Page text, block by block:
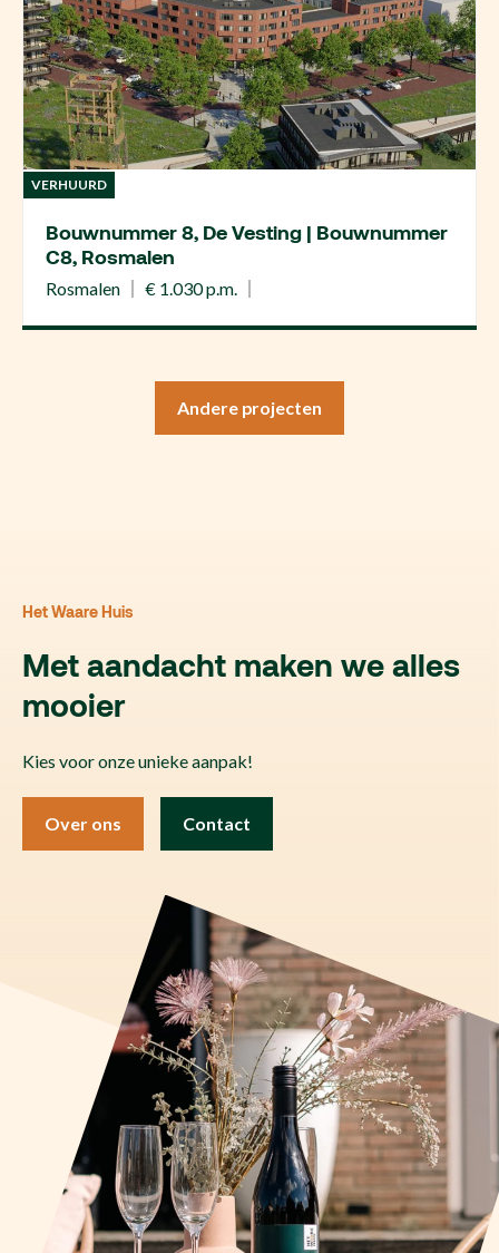
VERHUURD
Bouwnummer 8, De Vesting | Bouwnummer
C8, Rosmalen
Rosmalen € 1.030 p.m.
Andere projecten
Het Waare Huis
Met aandacht maken we alles
mooier
Kies voor onze unieke aanpak!
Over ons Contact